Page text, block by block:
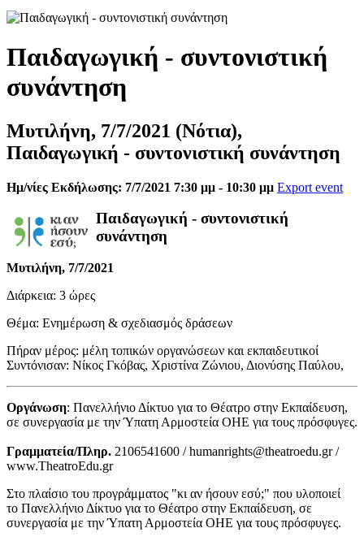
Παιδαγωγική - συντονιστική
συνάντηση
Μυτιλήνη, 7/7/2021 (Νότια),
Παιδαγωγική - συντονιστική συνάντηση
Ημ/νίες Εκδήλωσης: 7/7/2021 7:30 μμ - 10:30 μμ Export event
Παιδαγωγική - συντονιστική
συνάντηση
Μυτιλήνη, 7/7/2021
Διάρκεια: 3 ώρες
Θέμα: Ενημέρωση & σχεδιασμός δράσεων
Πήραν μέρος: μέλη τοπικών οργανώσεων και εκπαιδευτικοί
Συντόνισαν: Νίκος Γκόβας, Χριστίνα Ζώνιου, Διονύσης Παύλου,
Οργάνωση: Πανελλήνιο Δίκτυο για το Θέατρο στην Εκπαίδευση,
σε συνεργασία με την Ύπατη Αρμοστεία ΟΗΕ για τους πρόσφυγες.
Γραμματεία/Πληρ. 2106541600 / humanrights@theatroedu.gr /
www.TheatroEdu.gr
Στο πλαίσιο του προγράμματος "κι αν ήσουν εσύ;" που υλοποιεί
το Πανελλήνιο Δίκτυο για το Θέατρο στην Εκπαίδευση, σε
συνεργασία με την Ύπατη Αρμοστεία ΟΗΕ για τους πρόσφυγες.